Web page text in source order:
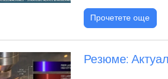
Прочетете още
Резюме: